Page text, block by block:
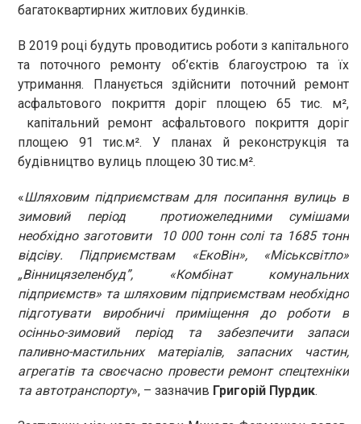
багатоквартирних житлових будинків.
В 2019 році будуть проводитись роботи з капітального
та поточного ремонту об’єктів благоустрою та їх
утримання. Планується здійснити поточний ремонт
асфальтового покриття доріг площею 65 тис. м²,
капітальний ремонт асфальтового покриття доріг
площею 91 тис.м². У планах й реконструкція та
будівництво вулиць площею 30 тис.м².
«Шляховим підприємствам для посипання вулиць в
зимовий період протиожеледними сумішами
необхідно заготовити 10 000 тонн солі та 1685 тонн
відсіву. Підприємствам «ЕкоВін», «Міськсвітло»
„Вінницязеленбуд”, «Комбінат комунальних
підприємств» та шляховим підприємствам необхідно
підготувати виробничі приміщення до роботи в
осінньо-зимовий період та забезпечити запаси
паливно-мастильних матеріалів, запасних частин,
агрегатів та своєчасно провести ремонт спецтехніки
та автотранспорту», – зазначив Григорій Пурдик.